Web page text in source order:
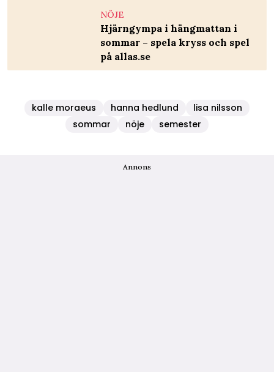
NÖJE
Hjärngympa i hängmattan i
sommar – spela kryss och spel
på allas.se
kalle moraeus hanna hedlund
lisa nilsson
sommar
nöje semester
Annons